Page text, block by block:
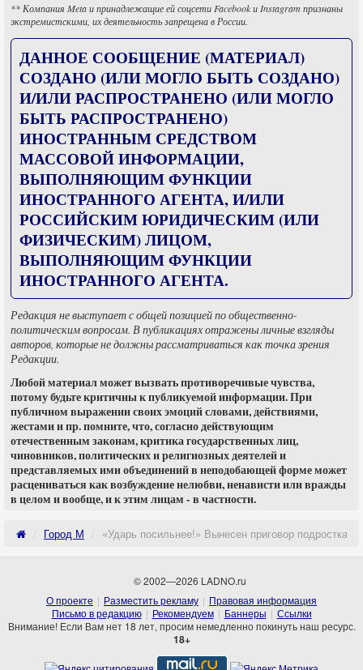
** Компания Meta и принадлежащие ей соцсети Facebook и Instagram признаны
экстремистскими, их деятельность запрещена в России.
ДАННОЕ СООБЩЕНИЕ (МАТЕРИАЛ)
СОЗДАНО (ИЛИ МОГЛО БЫТЬ СОЗДАНО)
И/ИЛИ РАСПРОСТРАНЕНО (ИЛИ МОГЛО
БЫТЬ РАСПРОСТРАНЕНО)
ИНОСТРАННЫМ СРЕДСТВОМ
МАССОВОЙ ИНФОРМАЦИИ,
ВЫПОЛНЯЮЩИМ ФУНКЦИИ
ИНОСТРАННОГО АГЕНТА, И/ИЛИ
РОССИЙСКИМ ЮРИДИЧЕСКИМ (ИЛИ
ФИЗИЧЕСКИМ) ЛИЦОМ,
ВЫПОЛНЯЮЩИМ ФУНКЦИИ
ИНОСТРАННОГО АГЕНТА.
Редакция не выступает с общей позицией по общественно-
политическим вопросам. В публикациях отражены личные взгляды
авторов, которые не должны рассматриваться как точка зрения
Редакции.
Любой материал может вызвать противоречивые чувства,
потому будьте критичны к публикуемой информации. При
публичном выражении своих эмоций словами, действиями,
жестами и пр. помните, что, согласно действующим
отечественным законам, критика государственных лиц,
чиновников, политических и религиозных деятелей и
представляемых ими объединений в неподобающей форме может
расцениваться как возбуждение нелюбви, ненависти или вражды
в целом и вообще, и к этим лицам - в частности.
Город М «Ударь посильнее!» Вынесен приговор
© 2002—2026 LADNO.ru
О проекте
Разместить рекламу
Правовая информация
Письмо в редакцию
Рекомендуем Баннеры
Ссылки
Внимание! Если Вам нет 18 лет, просим немедленно покинуть наш ресурс.
18+